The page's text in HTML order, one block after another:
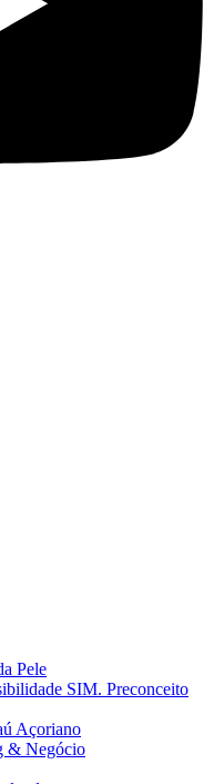
Pele
SIM. Preconceito
Açoriano
& Negócio